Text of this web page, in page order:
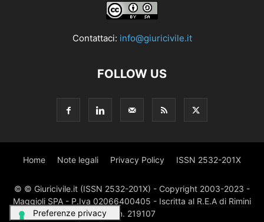
Contattaci: info@giuricivile.it
FOLLOW US
Home Note legali Privacy Policy ISSN 2532-201X
© © Giuricivile.it (ISSN 2532-201X) - Copyright 2003-2023 -
Maggioli SPA - P.Iva 02066400405 - Iscritta al R.E.A di Rimini
al n. 219107